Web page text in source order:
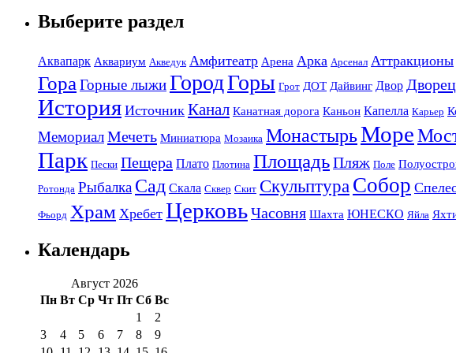
Выберите раздел
Аквапарк Аквариум Акведук Амфитеатр Арена Арка Арсенал Аттракционы
Гора Горные лыжиГородГоры Грот ДОТ Дайвинг Двор Дворец
История Источник Канал Канатная дорога Каньон Капелла Карьер
МемориалМечеть Миниатюра Мозаика МонастырьМоре
Парк Пески Пещера Плато Плотина ПлощадьПляж Поле
Ротонда Рыбалка Сад Скала Сквер Скит Скульптура Собор
Фьорд Храм Хребет ЦерковьЧасовня Шахта ЮНЕСКО Яйла
Календарь
Август 2026
Пн Вт Ср Чт Пт Сб Вс
1
2
3
4 5 6 7 8
9